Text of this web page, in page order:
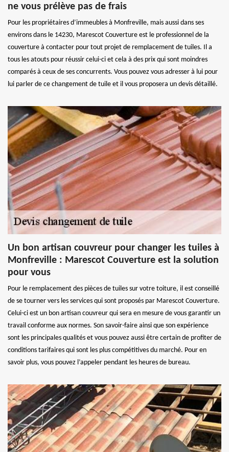
ne vous prélève pas de frais
Pour les propriétaires d’immeubles à Monfreville, mais aussi dans ses
environs dans le 14230, Marescot Couverture est le professionnel de la
couverture à contacter pour tout projet de remplacement de tuiles. Il a
tous les atouts pour réussir celui-ci et cela à des prix qui sont moindres
comparés à ceux de ses concurrents. Vous pouvez vous adresser à lui pour
lui parler de ce changement de tuile et il vous proposera un devis détaillé.
Un bon artisan couvreur pour changer les tuiles à
Monfreville : Marescot Couverture est la solution
pour vous
Pour le remplacement des pièces de tuiles sur votre toiture, il est conseillé
de se tourner vers les services qui sont proposés par Marescot Couverture.
Celui-ci est un bon artisan couvreur qui sera en mesure de vous garantir un
travail conforme aux normes. Son savoir-faire ainsi que son expérience
sont les principales qualités et vous pouvez aussi être certain de profiter de
conditions tarifaires qui sont les plus compétitives du marché. Pour en
savoir plus, vous pouvez l’appeler pendant les heures de bureau.